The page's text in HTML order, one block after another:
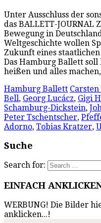
Unter Ausschluss der
das BALLETT-JOURNAL
Bewegung in
Weltgeschichte wollen
Zukunft eines
Das Hamburg Ballett
heißen und alles
Hamburg Ballett
Bell, Georg Lucácz, Gigi
Schamburg-Dickstein,
Peter Tschentscher,
Adorno, Tobias Kratzer,
Suche
Search for:
EINFACH
WERBUNG! Die Bilder
anklicken...!